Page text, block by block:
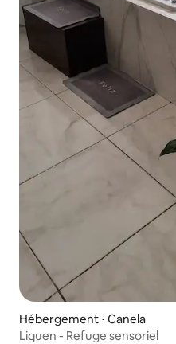
Hébergement ⋅ Canela
Liquen - Refuge sensoriel